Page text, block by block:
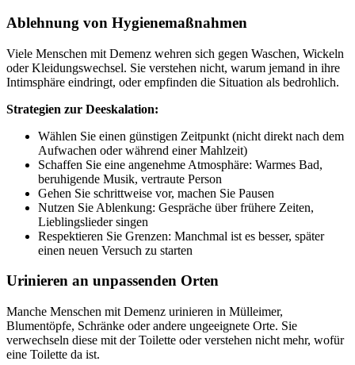
Ablehnung von Hygienemaßnahmen
Viele Menschen mit Demenz wehren sich gegen Waschen, Wickeln
oder Kleidungswechsel. Sie verstehen nicht, warum jemand in ihre
Intimsphäre eindringt, oder empfinden die Situation als bedrohlich.
Strategien zur Deeskalation:
Wählen Sie einen günstigen Zeitpunkt (nicht direkt nach dem
Aufwachen oder während einer Mahlzeit)
Schaffen Sie eine angenehme Atmosphäre: Warmes Bad,
beruhigende Musik, vertraute Person
Gehen Sie schrittweise vor, machen Sie Pausen
Nutzen Sie Ablenkung: Gespräche über frühere Zeiten,
Lieblingslieder singen
Respektieren Sie Grenzen: Manchmal ist es besser, später
einen neuen Versuch zu starten
Urinieren an unpassenden Orten
Manche Menschen mit Demenz urinieren in Mülleimer,
Blumentöpfe, Schränke oder andere ungeeignete Orte. Sie
verwechseln diese mit der Toilette oder verstehen nicht mehr, wofür
eine Toilette da ist.